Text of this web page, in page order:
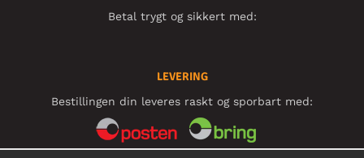
Betal trygt og sikkert med:
LEVERING
Bestillingen din leveres raskt og sporbart med: